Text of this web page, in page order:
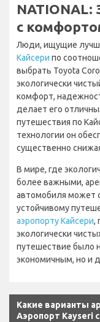
NATIONAL:
с
Люди, ищущие
Кайсери по
выбрать Toyota
экологически
комфорт,
делает его
путешествия по
технологии он
существенно
В мире, где
более важными,
автомобиля может
устойчивому
аэропорту Кайсери,
экологически
путешествие было
экономичным, но и
Какие варианты
Аэропорт Kayseri